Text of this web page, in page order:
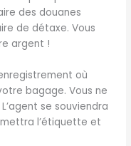
des douanes
de détaxe. Vous
argent !
où
bagage. Vous ne
se souviendra
l’étiquette et